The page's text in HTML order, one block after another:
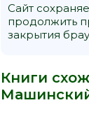
Сайт
продолжить
закрытия
Книги